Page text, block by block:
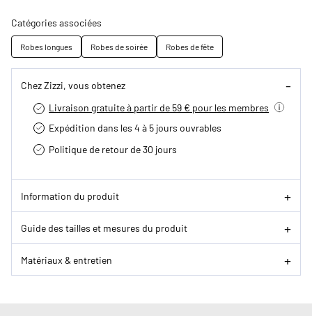
Catégories associées
Robes longues Robes de soirée Robes de fête
Chez Zizzi, vous obtenez
Livraison gratuite à partir de 59 € pour les membres
Expédition dans les 4 à 5 jours ouvrables
Politique de retour de 30 jours
Information du produit
Guide des tailles et mesures du produit
Matériaux & entretien